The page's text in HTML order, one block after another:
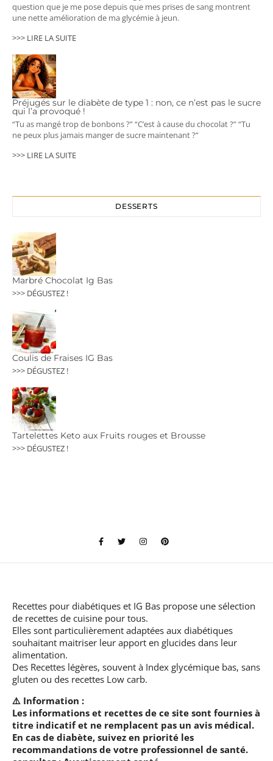
question que je me pose depuis que mes prises de sang montrent
une nette amélioration de ma glycémie à jeun.
>>> LIRE LA SUITE
Préjugés sur le diabète de type 1 : non, ce n’est pas le sucre
qui l’a provoqué !
“Tu as mangé trop de bonbons ?” “C’est à cause du chocolat ?” “Tu
ne peux plus jamais manger de sucre maintenant ?”
>>> LIRE LA SUITE
DESSERTS
Marbré Chocolat Ig Bas
>>> DÉGUSTEZ !
Coulis de Fraises IG Bas
>>> DÉGUSTEZ !
Tartelettes Keto aux Fruits rouges et Brousse
>>> DÉGUSTEZ !
Recettes pour diabétiques et IG Bas propose une sélection
de recettes de cuisine pour tous.
Elles sont particulièrement adaptées aux diabétiques
souhaitant maitriser leur apport en glucides dans leur
alimentation.
Des Recettes légères, souvent à Index glycémique bas, sans
gluten ou des recettes Low carb.
⚠️ Information :
Les informations et recettes de ce site sont fournies à
titre indicatif et ne remplacent pas un avis médical.
En cas de diabète, suivez en priorité les
recommandations de votre professionnel de santé.